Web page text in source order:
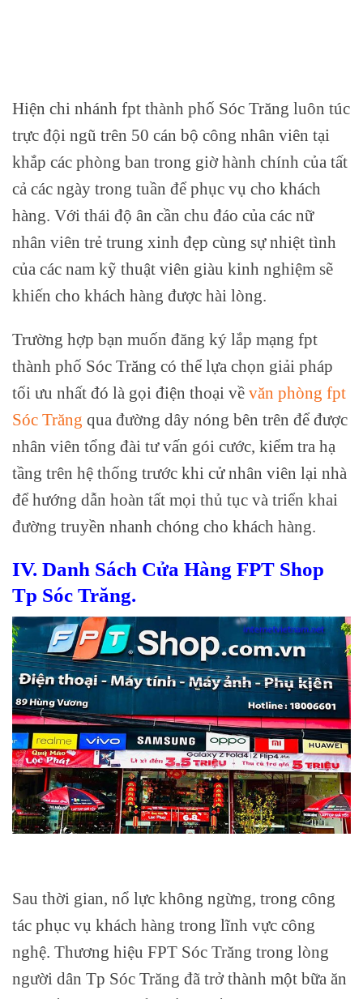
Hiện chi nhánh fpt thành phố Sóc Trăng luôn túc
trực đội ngũ trên 50 cán bộ công nhân viên tại
khắp các phòng ban trong giờ hành chính của tất
cả các ngày trong tuần để phục vụ cho khách
hàng. Với thái độ ân cần chu đáo của các nữ
nhân viên trẻ trung xinh đẹp cùng sự nhiệt tình
của các nam kỹ thuật viên giàu kinh nghiệm sẽ
khiến cho khách hàng được hài lòng.
Trường hợp bạn muốn đăng ký lắp mạng fpt
thành phố Sóc Trăng có thể lựa chọn giải pháp
tối ưu nhất đó là gọi điện thoại về văn phòng fpt
Sóc Trăng qua đường dây nóng bên trên để được
nhân viên tổng đài tư vấn gói cước, kiểm tra hạ
tầng trên hệ thống trước khi cử nhân viên lại nhà
để hướng dẫn hoàn tất mọi thủ tục và triển khai
đường truyền nhanh chóng cho khách hàng.
IV. Danh Sách Cửa Hàng FPT Shop
Tp Sóc Trăng.
Sau thời gian, nổ lực không ngừng, trong công
tác phục vụ khách hàng trong lĩnh vực công
nghệ. Thương hiệu FPT Sóc Trăng trong lòng
người dân Tp Sóc Trăng đã trở thành một bữa ăn